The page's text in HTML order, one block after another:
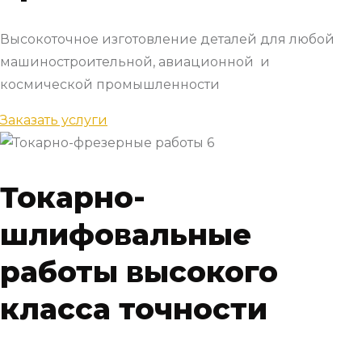
Высокоточное изготовление деталей для любой
машиностроительной, авиационной и
космической промышленности
Заказать услуги
Токарно-
шлифовальные
работы высокого
класса точности